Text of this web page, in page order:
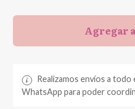
Agregar
Realizamos envíos a todo
WhatsApp para poder